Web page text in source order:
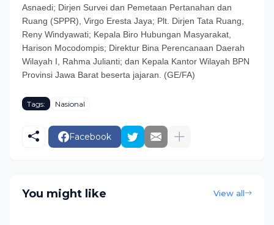
Asnaedi; Dirjen Survei dan Pemetaan Pertanahan dan
Ruang (SPPR), Virgo Eresta Jaya; Plt. Dirjen Tata Ruang,
Reny Windyawati; Kepala Biro Hubungan Masyarakat,
Harison Mocodompis; Direktur Bina Perencanaan Daerah
Wilayah I, Rahma Julianti; dan Kepala Kantor Wilayah BPN
Provinsi Jawa Barat beserta jajaran. (GE/FA)
Tags: Nasional
Facebook
You might like View all